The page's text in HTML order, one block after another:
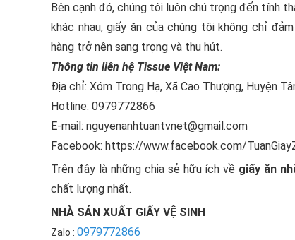
Bên cạnh đó, chúng tôi luôn chú trọng đến tính
khác nhau, giấy ăn của chúng tôi không chỉ
hàng trở nên sang trọng và thu hút.
Thông tin liên hệ Tissue Việt Nam:
Địa chỉ: Xóm Trong Hạ, Xã Cao Thượng, Huyện
Hotline: 0979772866
E-mail: nguyenanhtuantvnet@gmail.com
Facebook: https://www.facebook.com/
Trên đây là những chia sẻ hữu ích về giấy ăn
chất lượng nhất.
NHÀ SẢN XUẤT GIẤY VỆ SINH
Zalo : 0979772866